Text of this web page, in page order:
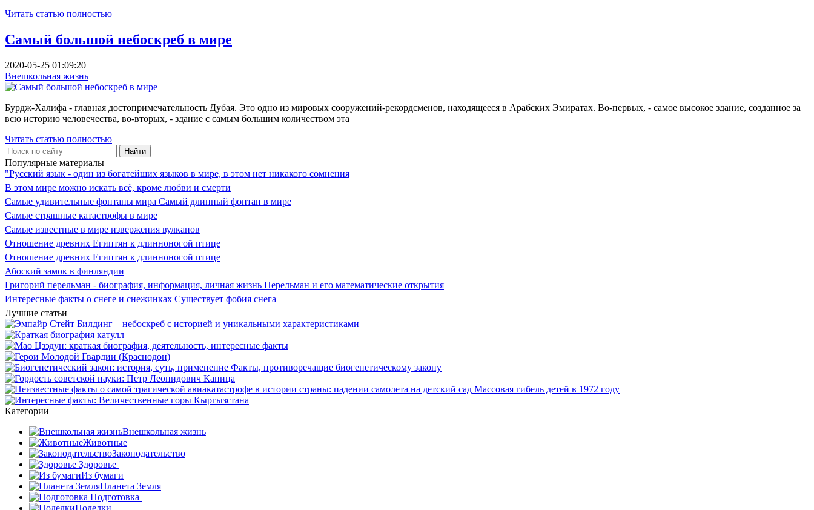
Читать статью полностью
Самый большой небоскреб в мире
2020-05-25 01:09:20
Внешкольная жизнь
Бурдж-Халифа - главная достопримечательность Дубая. Это одно из мировых сооружений-рекордсменов, находящееся в Арабских Эмиратах. Во-первых, - самое высокое здание, созданное за
всю историю человечества, во-вторых, - здание с самым большим количеством эта
Читать статью полностью
Популярные материалы
"Русский язык - один из богатейших языков в мире, в этом нет никакого сомнения
В этом мире можно искать всё, кроме любви и смерти
Самые удивительные фонтаны мира Самый длинный фонтан в мире
Самые страшные катастрофы в мире
Самые известные в мире извержения вулканов
Отношение древних Египтян к длинноногой птице
Отношение древних Египтян к длинноногой птице
Абоский замок в финляндии
Григорий перельман - биография, информация, личная жизнь Перельман и его математические открытия
Интересные факты о снеге и снежинках Существует фобия снега
Лучшие статьи
Категории
Внешкольная жизнь
Животные
Законодательство
Здоровье
Из бумаги
Планета Земля
Подготовка
Поделки